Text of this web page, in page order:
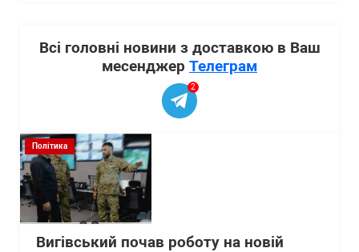
Всі головні новини з доставкою в Ваш
месенджер Телеграм
2
Політика
Вигівський почав роботу на новій